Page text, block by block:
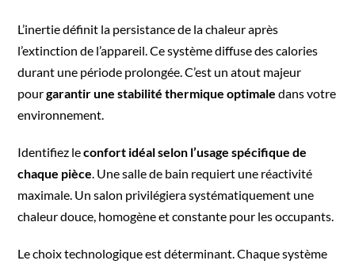
L’inertie définit la persistance de la chaleur après
l’extinction de l’appareil. Ce système diffuse des calories
durant une période prolongée. C’est un atout majeur
pourgarantir une stabilité thermique optimale dans votre
environnement.
Identifiez leconfort idéal selon l’usage spécifique de
chaque pièce. Une salle de bain requiert une réactivité
maximale. Un salon privilégiera systématiquement une
chaleur douce, homogène et constante pour les occupants.
Le choix technologique est déterminant. Chaque système